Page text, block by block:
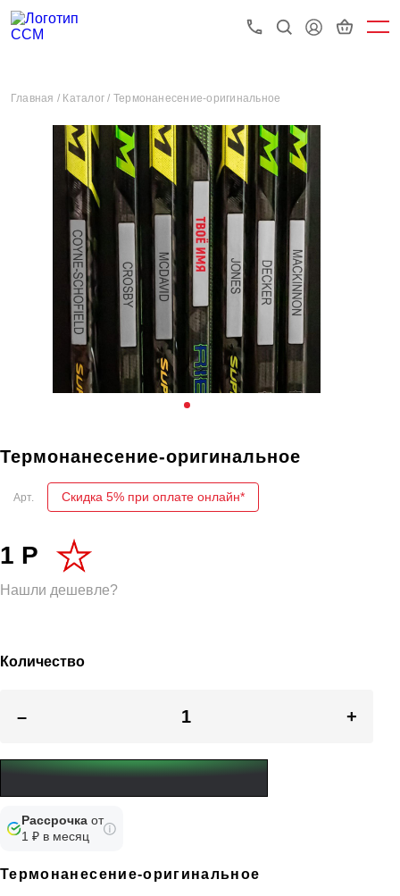
Главная / Каталог / Термонанесение-оригинальное
Термонанесение-оригинальное
Арт. Скидка 5% при оплате онлайн*
1 Р
Нашли дешевле?
Количество
– +
Рассрочка от
1 ₽ в месяц
Термонанесение-оригинальное